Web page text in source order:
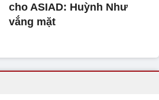
cho ASIAD: Huỳnh Như
vắng mặt